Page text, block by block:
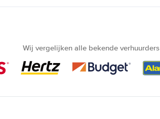
Wij vergelijken alle bekende verhuurders